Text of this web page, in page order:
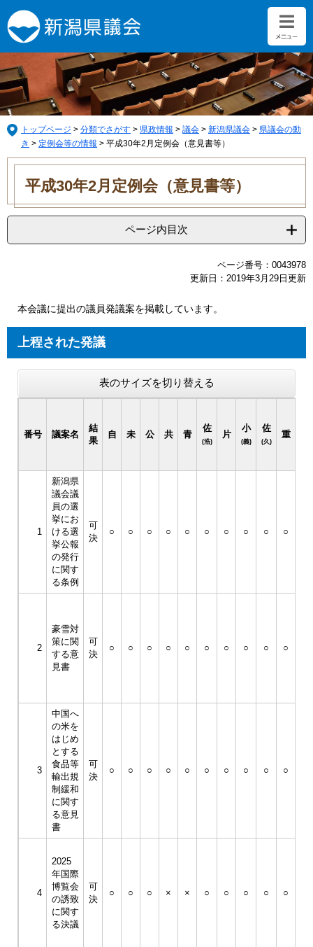
ー
ジ
の
先
頭
で
す。
ニ
ュ
ー
を
飛
ば
し
て
トップページ > 分類でさがす > 県政情報 > 議会 > 新潟県議会 > 県議会の動
き > 定例会等の情報 > 平成30年2月定例会（意見書等）
本
平成30年2月定例会（意見書等）
ページ内目次
ページ番号：0043978
更新日：2019年3月29日更新
本会議に提出の議員発議案を掲載しています。
上程された発議
表のサイズを切り替える
番号 議案名
結
果
自 未 公 共 青
佐
(浩)
片
小
(義)
佐
(久)
重
1
新潟県
議会議
員の選
挙にお
ける選
挙公報
の発行
に関す
る条例
可
決
○ ○ ○ ○ ○ ○ ○ ○ ○ ○
2
豪雪対
策に関
する意
見書
可
決
○ ○ ○ ○ ○ ○ ○ ○ ○ ○
3
中国へ
の米を
はじめ
とする
食品等
輸出規
制緩和
に関す
る意見
書
可
決
○ ○ ○ ○ ○ ○ ○ ○ ○ ○
4
2025
年国際
博覧会
の誘致
に関す
る決議
可
決
○ ○ ○ × × ○ ○ ○ ○ ○